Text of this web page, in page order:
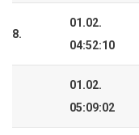
8.
01.02.
04:52:10
01.02.
05:09:02